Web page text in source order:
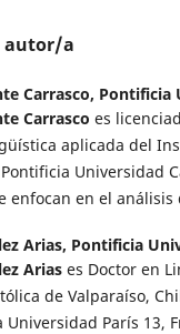
autor/a
Carrasco, Pontificia
Carrasco es
aplicada del
Universidad
enfocan en el
Arias, Pontificia
Arias es Doctor en
de Valparaíso,
Universidad París 13,